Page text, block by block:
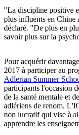
"La discipline positive
plus influents en Chine
déclaré. "De plus en
savoir plus sur la
Pour acquérir
2017 à participer au
Adlerian Summer
participants l'occasion
de la santé mentale et
adlériens de renom.
non lucratif qui vise à
apprendre les